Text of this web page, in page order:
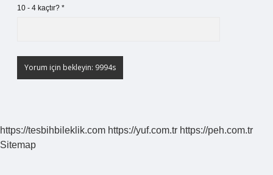
10 - 4 kaçtır? *
https://tesbihbileklik.com https://yuf.com.tr https://peh.com.tr
Sitemap